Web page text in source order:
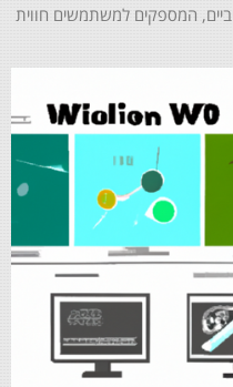
המספקים למשתמשים חווית